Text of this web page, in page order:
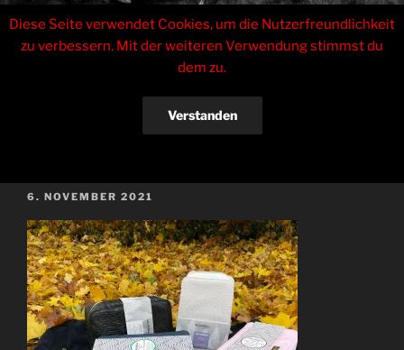
Zum
Inhalt
springen
Tinas Haarstudio
Inhaberin Sabrina Czarkowski
Menü
VERÖFFENTLICHT
6. NOVEMBER 2021
Diese Seite verwendet Cookies, um die Nutzerfreundlichkeit
zu verbessern. Mit der weiteren Verwendung stimmst du
dem zu.
Verstanden